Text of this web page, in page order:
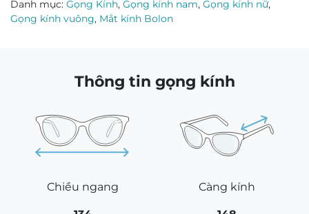
BT6011_B10.C
số
Danh mục: Gọng Kính, Gọng kính nam, Gọng kính nữ,
Gọng kính vuông, Mắt kính Bolon
Thông tin gọng kính
Chiều ngang Càng kính